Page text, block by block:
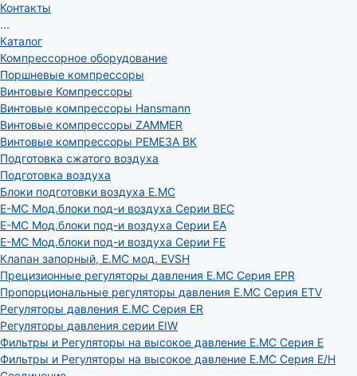
Контакты
...
Каталог
Компрессорное оборудование
Поршневые компрессоры
Винтовые Компрессоры
Винтовые компрессоры Hansmann
Винтовые компрессоры ZAMMER
Винтовые компрессоры РЕМЕЗА ВК
Подготовка сжатого воздуха
Подготовка воздуха
Блоки подготовки воздуха E.MC
E-MC Мод.блоки под-и воздуха Серии BEC
E-MC Мод.блоки под-и воздуха Серии EA
E-MC Мод.блоки под-и воздуха Серии FE
Клапан запорный, E.MC мод. EVSH
Прецизионные регуляторы давления E.MC Серия EPR
Пропорциональные регуляторы давления E.MC Серия ETV
Регуляторы давления E.MC Серия ER
Регуляторы давления серии EIW
Фильтры и Регуляторы на высокое давление E.MC Серия E
Фильтры и Регуляторы на высокое давление E.MC Серия E/H